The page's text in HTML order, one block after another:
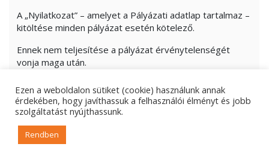
A „Nyilatkozat” – amelyet a Pályázati adatlap tartalmaz –
kitöltése minden pályázat esetén kötelező.
Ennek nem teljesítése a pályázat érvénytelenségét
vonja maga után.
Pályázó a pályázat benyújtásával igazolja, hogy a
pályázatban foglalt adatok, információk,
nyilatkozatok, dokumentumok teljes körűek, valódiak és
Felhívjuk figyelmét, hogy amennyiben a
Ezen a weboldalon sütiket (cookie) használunk annak
érdekében, hogy javíthassuk a felhasználói élményt és jobb
szolgáltatást nyújthassunk.
Rendben